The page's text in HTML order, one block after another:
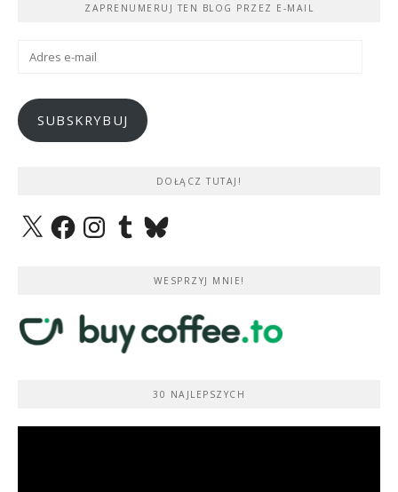
ZAPRENUMERUJ TEN BLOG PRZEZ E-MAIL
Adres
SUBSKRYBUJ
DOŁĄCZ TUTAJ!
X FacebookInstagramTumblrBluesky
WESPRZYJ MNIE!
30 NAJLEPSZYCH